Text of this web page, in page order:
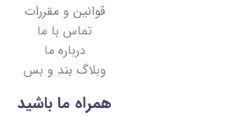
قوانین و مقررات
تماس با ما
درباره ما
وبلاگ بند و بس
همراه ما باشید